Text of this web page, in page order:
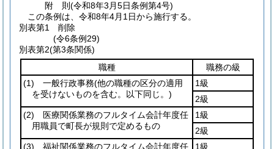
附 則(令和8年3月5日条例第4号)
この条例は、令和8年4月1日から施行する。
別表第1
削除
(令6条例29)
別表第2(第3条関係)
職種
職務の級
(1) 一般行政事務(他の職種の区分の適用
を受けないものを含む。以下同じ。)
1級
2級
(2) 医療関係業務のフルタイム会計年度任
用職員で町長が規則で定めるもの
1級
2級
(3) 福祉関係業務のフルタイム会計年度任
1級